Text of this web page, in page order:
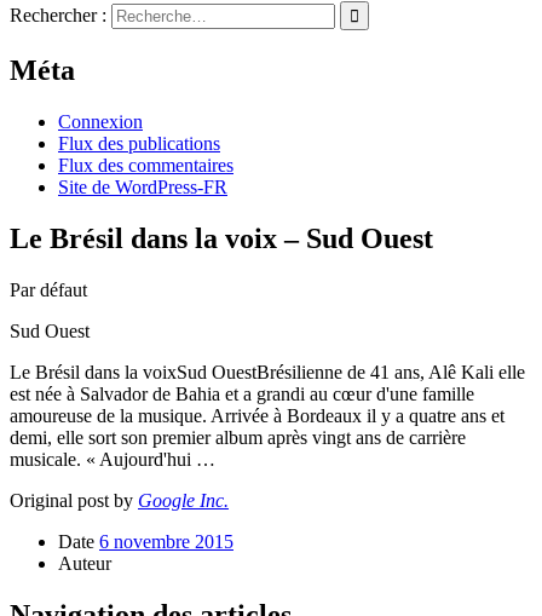
Rechercher :
Méta
Connexion
Flux des publications
Flux des commentaires
Site de WordPress-FR
Le Brésil dans la voix – Sud Ouest
Par défaut
Sud Ouest
Le Brésil dans la voixSud OuestBrésilienne de 41 ans, Alê Kali elle
est née à Salvador de Bahia et a grandi au cœur d'une famille
amoureuse de la musique. Arrivée à Bordeaux il y a quatre ans et
demi, elle sort son premier album après vingt ans de carrière
musicale. « Aujourd'hui …
Original post by Google Inc.
Date 6 novembre 2015
Auteur